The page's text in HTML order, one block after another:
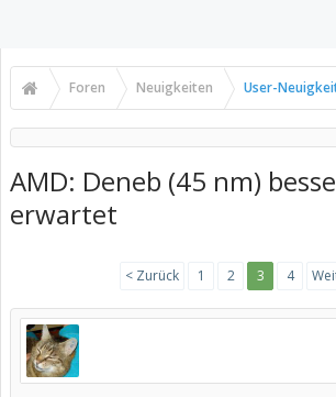
Foren Neuigkeiten User-
AMD: Deneb (45 nm)
erwartet
< Zurück 1 2 3 4